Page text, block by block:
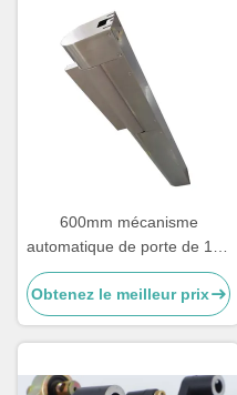
600mm mécanisme
automatique de porte de 100
N.M Turnstile Gate
Mechanism
Obtenez le meilleur prix